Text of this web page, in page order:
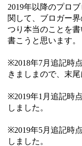
2019年以降のプロ
関して、ブロガー
つり本当のことを
書こうと思います。
※2018年7月追記時
きましまので、末
※2019年1月追記時
しました。
※2019年5月追記時
しました。